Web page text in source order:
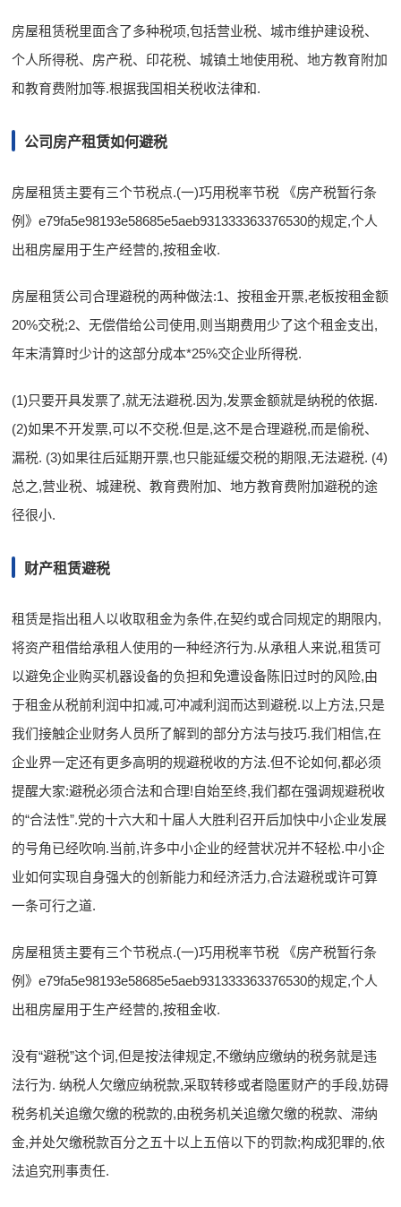
房屋租赁税里面含了多种税项,包括营业税、城市维护建设税、
个人所得税、房产税、印花税、城镇土地使用税、地方教育附加
和教育费附加等.根据我国相关税收法律和.
公司房产租赁如何避税
房屋租赁主要有三个节税点.(一)巧用税率节税 《房产税暂行条
例》e79fa5e98193e58685e5aeb931333363376530的规定,个人
出租房屋用于生产经营的,按租金收.
房屋租赁公司合理避税的两种做法:1、按租金开票,老板按租金额
20%交税;2、无偿借给公司使用,则当期费用少了这个租金支出,
年末清算时少计的这部分成本*25%交企业所得税.
(1)只要开具发票了,就无法避税.因为,发票金额就是纳税的依据.
(2)如果不开发票,可以不交税.但是,这不是合理避税,而是偷税、
漏税. (3)如果往后延期开票,也只能延缓交税的期限,无法避税. (4)
总之,营业税、城建税、教育费附加、地方教育费附加避税的途
径很小.
财产租赁避税
租赁是指出租人以收取租金为条件,在契约或合同规定的期限内,
将资产租借给承租人使用的一种经济行为.从承租人来说,租赁可
以避免企业购买机器设备的负担和免遭设备陈旧过时的风险,由
于租金从税前利润中扣减,可冲减利润而达到避税.以上方法,只是
我们接触企业财务人员所了解到的部分方法与技巧.我们相信,在
企业界一定还有更多高明的规避税收的方法.但不论如何,都必须
提醒大家:避税必须合法和合理!自始至终,我们都在强调规避税收
的“合法性”.党的十六大和十届人大胜利召开后加快中小企业发展
的号角已经吹响.当前,许多中小企业的经营状况并不轻松.中小企
业如何实现自身强大的创新能力和经济活力,合法避税或许可算
一条可行之道.
房屋租赁主要有三个节税点.(一)巧用税率节税 《房产税暂行条
例》e79fa5e98193e58685e5aeb931333363376530的规定,个人
出租房屋用于生产经营的,按租金收.
没有“避税”这个词,但是按法律规定,不缴纳应缴纳的税务就是违
法行为. 纳税人欠缴应纳税款,采取转移或者隐匿财产的手段,妨碍
税务机关追缴欠缴的税款的,由税务机关追缴欠缴的税款、滞纳
金,并处欠缴税款百分之五十以上五倍以下的罚款;构成犯罪的,依
法追究刑事责任.